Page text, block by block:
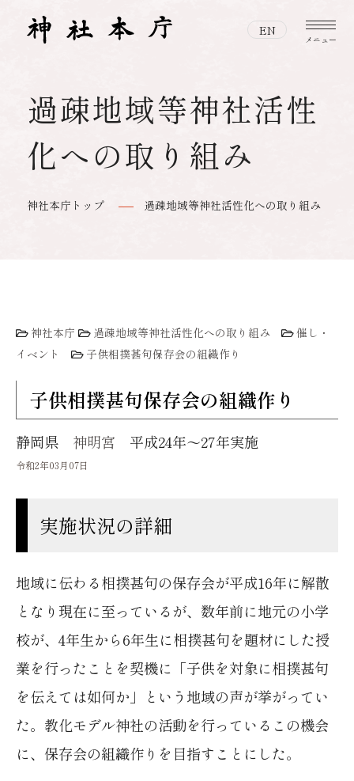
メニュー
EN
本宗・神宮とは
本宗・神宮とはトップ
伊勢神宮について
伊勢神宮と全国の神社の関わり
神社と神道
神社と神道トップ
作法
お祈り
境内にあるもの
おまつりするトップ
神社のおまつり
家庭や身近なおまつり
映像で紡ぐ、美しき日本
過疎地域等神社活性化への取り組み
過疎地域等神社活性化への取り組みトップ
祭礼行事
伝統文化継承
広報活動
境内整備事業
外部団体との連携
よくあるご質問
お知らせ
神社本庁のご案内
神社本庁のご案内トップ
神社庁一覧
関係団体一覧
冊子
利用規約
お宮キッズ English
過疎地域等神社活性
化への取り組み
神社本庁トップ 過疎地域等神社活性化への取り組み
神社本庁 過疎地域等神社活性化への取り組み
催し・
イベント
子供相撲甚句保存会の組織作り
子供相撲甚句保存会の組織作り
静岡県 神明宮 平成24年～27年実施
令和2年03月07日
実施状況の詳細
地域に伝わる相撲甚句の保存会が平成16年に解散
となり現在に至っているが、数年前に地元の小学
校が、4年生から6年生に相撲甚句を題材にした授
業を行ったことを契機に「子供を対象に相撲甚句
を伝えては如何か」という地域の声が挙がってい
た。教化モデル神社の活動を行っているこの機会
に、保存会の組織作りを目指すことにした。